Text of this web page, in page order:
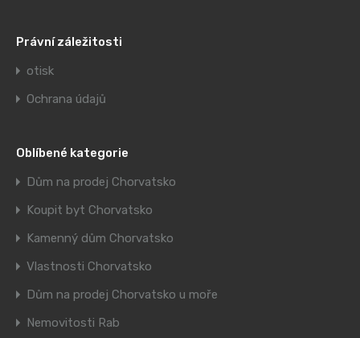
Právní záležitosti
otisk
Ochrana údajů
Oblíbené kategorie
Dům na prodej Chorvatsko
Koupit byt Chorvatsko
Kamenný dům Chorvatsko
Vlastnosti Chorvatsko
Dům na prodej Chorvatsko u moře
Nemovitosti Rab